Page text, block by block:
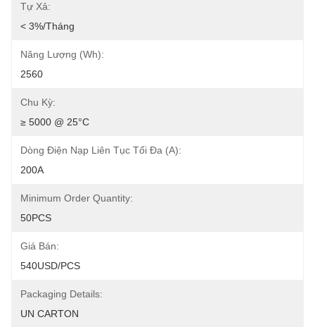
Tự Xả:
< 3%/tháng
Năng Lượng (Wh):
2560
Chu Kỳ:
≥ 5000 @ 25°C
Dòng Điện Nạp Liên Tục Tối Đa (A):
200A
Minimum Order Quantity:
50PCS
Giá Bán:
540USD/PCS
Packaging Details:
UN CARTON